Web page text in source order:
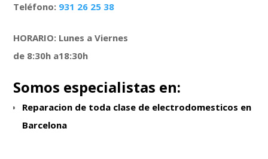
Teléfono: 931 26 25 38
HORARIO: Lunes a Viernes
de 8:30h a18:30h
Somos especialistas en:
Reparacion de toda clase de electrodomesticos en
Barcelona